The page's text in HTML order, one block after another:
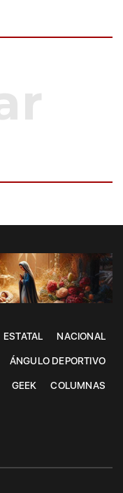
ESTATAL NACIONAL
ÁNGULO DEPORTIVO
GEEK COLUMNAS